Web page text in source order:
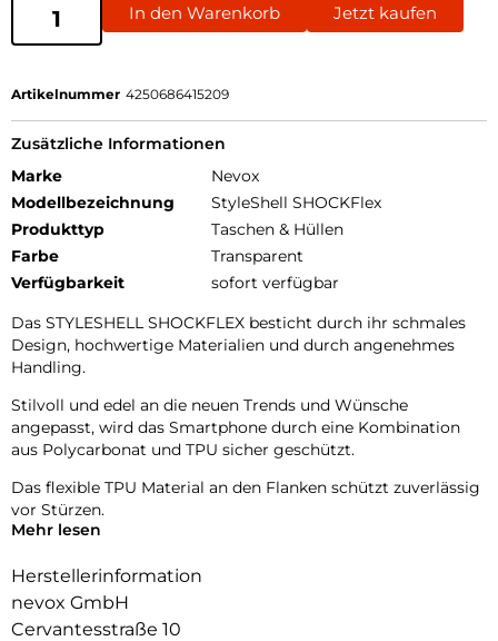
In den Warenkorb Jetzt kaufen
Artikelnummer 4250686415209
Zusätzliche Informationen
Marke
Nevox
Modellbezeichnung
StyleShell SHOCKFlex
Produkttyp
Taschen & Hüllen
Farbe
Transparent
Verfügbarkeit
sofort verfügbar
Das STYLESHELL SHOCKFLEX besticht durch ihr schmales
Design, hochwertige Materialien und durch angenehmes
Handling.
Stilvoll und edel an die neuen Trends und Wünsche
angepasst, wird das Smartphone durch eine Kombination
aus Polycarbonat und TPU sicher geschützt.
Das flexible TPU Material an den Flanken schützt zuverlässig
vor Stürzen.
Durch das verwendete Material ist diese komplett
Transparent und bringt jegliche Farbe des Smartphones,
passend zur Geltung.
Mehr lesen
Herstellerinformation
nevox GmbH
Cervantesstraße 10